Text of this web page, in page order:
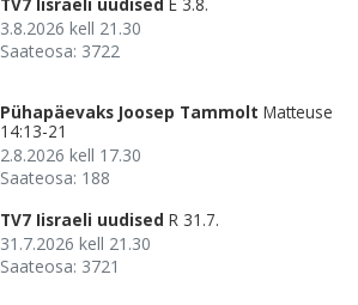
3.8.2026 kell 21.30
Saateosa: 3722
Pühapäevaks Joosep Tammolt Matteuse
14:13-21
2.8.2026 kell 17.30
Saateosa: 188
TV7 Iisraeli uudised R 31.7.
31.7.2026 kell 21.30
Saateosa: 3721